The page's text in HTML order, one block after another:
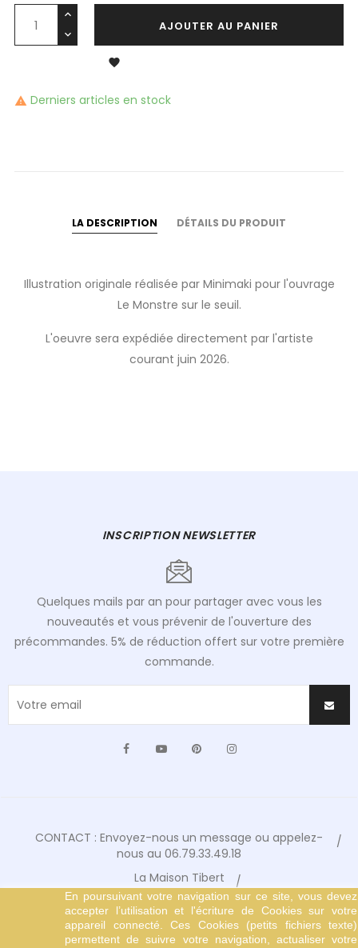
AJOUTER AU PANIER

 Derniers articles en stock
LA DESCRIPTION DÉTAILS DU PRODUIT
Illustration originale réalisée par Minimaki pour l'ouvrage
Le Monstre sur le seuil.
L'oeuvre sera expédiée directement par l'artiste
courant juin 2026.
INSCRIPTION NEWSLETTER
Quelques mails par an pour partager avec vous les
nouveautés et vous prévenir de l'ouverture des
précommandes. 5% de réduction offert sur votre première
commande.
FacebookYouTubePinterest
CONTACT : Envoyez-nous un message ou appelez-
nous au 06.79.33.49.18
La Maison Tibert
Conditions Générales de Vente
Mentions Légales
En poursuivant votre navigation sur ce site, vous devez
accepter l’utilisation et l'écriture de Cookies sur votre
appareil connecté. Ces Cookies (petits fichiers texte)
permettent de suivre votre navigation, actualiser votre